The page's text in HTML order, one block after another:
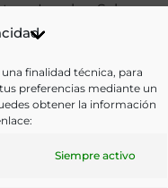
finalidad técnica, para
preferencias mediante un
obtener la información
Siempre activo
Locales, Salsas,